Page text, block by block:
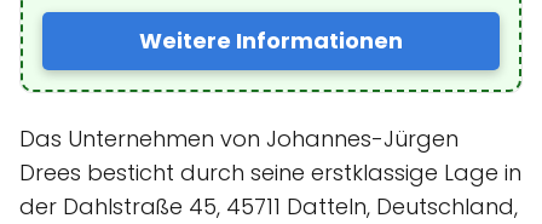
Weitere Informationen
Das Unternehmen von Johannes-Jürgen
Drees besticht durch seine erstklassige Lage in
der Dahlstraße 45, 45711 Datteln, Deutschland,